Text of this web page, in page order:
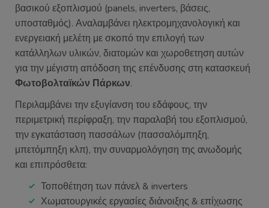
βασικού εξοπλισμού (panels, inverters, βάσεις,
υποσταθμός). Αναλαμβάνει ηλεκτρομηχανολογική και
ενεργειακή μελέτη με σκοπό την επιλογή των
κατάλληλων υλικών, διατομών και χωροθετηση αυτών
για την μέγιστη απόδοση της επένδυσης στη κατασκευή
Φωτοβολταϊκών Πάρκων.
Περιλαμβάνει την εξυγίανση του εδάφους, την
περιμετρική περίφραξη, την παραλαβή του εξοπλισμού,
την εγκατάσταση πασσάλων (πασσαλόμπηξη,
μπετόμπηξη κλπ), την συναρμολόγηση της ανωδομής
και επιπρόσθετα:
Τοποθέτηση των πάνελ & inverters
Χωματουργικές εργασίες διάνοιξης & επίχωσης